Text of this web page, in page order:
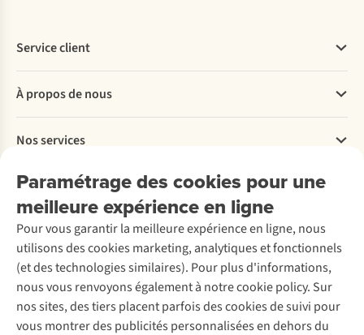
Paramétrage des cookies pour une
meilleure expérience en ligne
Pour vous garantir la meilleure expérience en ligne, nous
utilisons des cookies marketing, analytiques et fonctionnels
(et des technologies similaires). Pour plus d'informations,
nous vous renvoyons également à notre cookie policy. Sur
nos sites, des tiers placent parfois des cookies de suivi pour
vous montrer des publicités personnalisées en dehors du
Service client
Commander
Payer
Livraison
Rétractation d'une commande
Entretien & réparations
Garantie
Contactez-nous
À propos de nous
Explore More
À propos d’Ayacucho
Nos magasins
À propos d’A.S.Adventure
Déclaration d'accessibilité
Nos services
Location / Location sports d’hiver
Entretien de ski
Service de lavage
Entretien de chaussures
Réparation de chaussures
Réparation de vêtements
Retouches
Découvrez
A.S.Magazine
Explore Camp
Gear Check
Expertise & conseils
Abonnez-vous à la newsletter